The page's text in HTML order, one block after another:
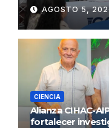
AGOSTO 5,
CIENCIA
Alianza CIHAC-
fortalecer